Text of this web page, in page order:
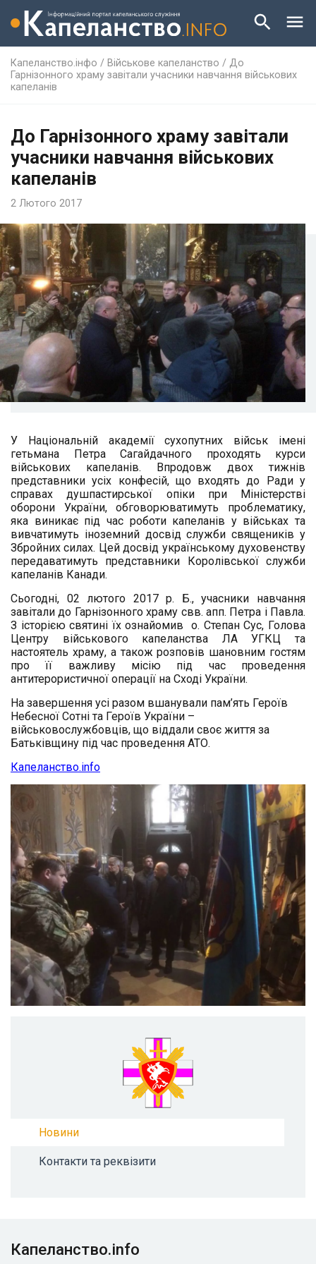
Капеланство.інфо / Військове капеланство / До
Гарнізонного храму завітали учасники навчання військових
капеланів
До Гарнізонного храму завітали
учасники навчання військових
капеланів
2 Лютого 2017
У Національній академії сухопутних військ імені
гетьмана Петра Сагайдачного проходять курси
військових капеланів. Впродовж двох тижнів
представники усіх конфесій, що входять до Ради у
справах душпастирської опіки при Міністерстві
оборони України, обговорюватимуть проблематику,
яка виникає під час роботи капеланів у військах та
вивчатимуть іноземний досвід служби священиків у
Збройних силах. Цей досвід українському духовенству
передаватимуть представники Королівської служби
капеланів Канади.
Сьогодні, 02 лютого 2017 р. Б., учасники навчання
завітали до Гарнізонного храму свв. апп. Петра і Павла.
З історією святині їх ознайомив о. Степан Сус, Голова
Центру військового капеланства ЛА УГКЦ та
настоятель храму, а також розповів шановним гостям
про її важливу місію під час проведення
антитерористичної операції на Сході України.
На завершення усі разом вшанували пам’ять Героїв
Небесної Сотні та Героїв України –
військовослужбовців, що віддали своє життя за
Батьківщину під час проведення АТО.
Капеланство.info
Новини
Контакти та реквізити
Капеланство.info